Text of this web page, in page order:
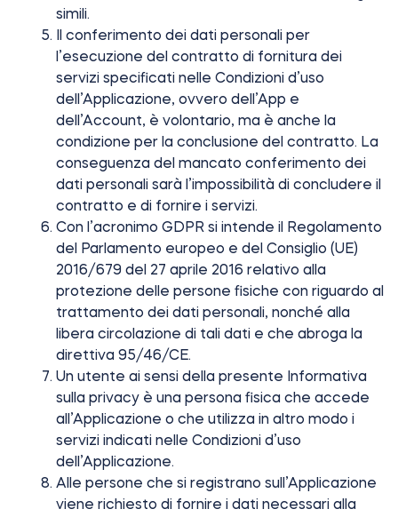
Cilindri
Adattatori
Casa acces
Tedee Keypad PRO
Tedee Biometric Module
Modulo relè intelligente BleBox
simili.
Il conferimento dei dati personali per
l’esecuzione del contratto di fornitura dei
servizi specificati nelle Condizioni d’uso
dell’Applicazione, ovvero dell’App e
dell’Account, è volontario, ma è anche la
condizione per la conclusione del contratto. La
conseguenza del mancato conferimento dei
dati personali sarà l’impossibilità di concludere il
contratto e di fornire i servizi.
Con l’acronimo GDPR si intende il Regolamento
del Parlamento europeo e del Consiglio (UE)
2016/679 del 27 aprile 2016 relativo alla
protezione delle persone fisiche con riguardo al
trattamento dei dati personali, nonché alla
libera circolazione di tali dati e che abroga la
direttiva 95/46/CE.
Un utente ai sensi della presente Informativa
sulla privacy è una persona fisica che accede
all’Applicazione o che utilizza in altro modo i
servizi indicati nelle Condizioni d’uso
dell’Applicazione.
Alle persone che si registrano sull’Applicazione
viene richiesto di fornire i dati necessari alla